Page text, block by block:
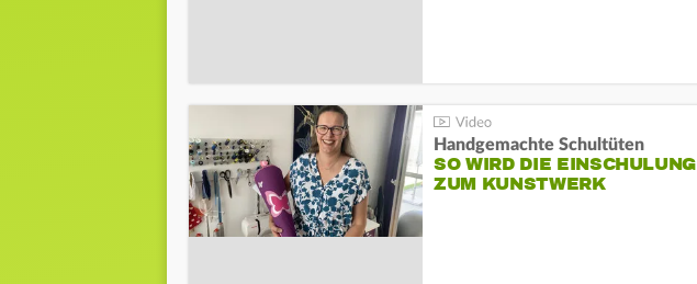
Handgemachte Schultüten
SO WIRD DIE EINSCHULUNG
ZUM KUNSTWERK